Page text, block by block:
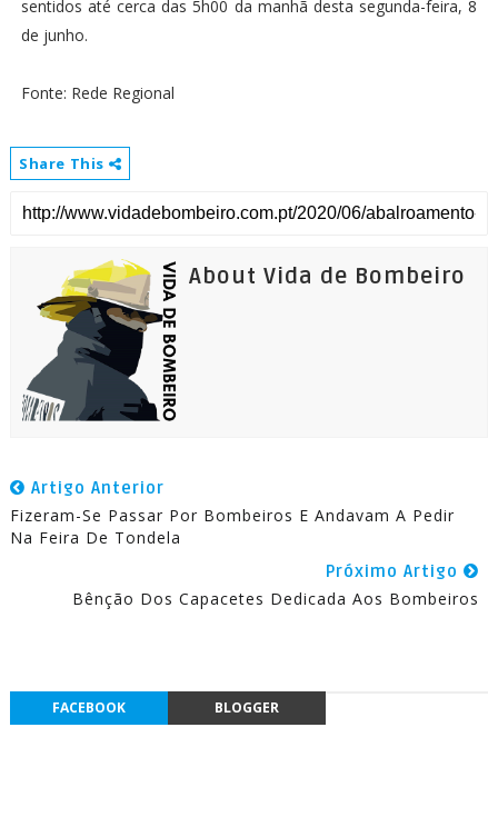
sentidos até cerca das 5h00 da manhã desta segunda-feira, 8
de junho.
Fonte: Rede Regional
Share This
About Vida de Bombeiro
Artigo Anterior
Fizeram-Se Passar Por Bombeiros E Andavam A Pedir
Na Feira De Tondela
Próximo Artigo
Bênção Dos Capacetes Dedicada Aos Bombeiros
FACEBOOK BLOGGER